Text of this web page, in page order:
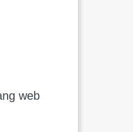
web